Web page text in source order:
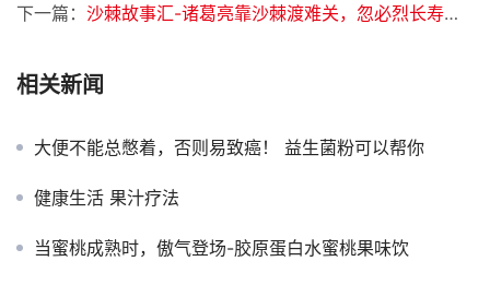
下一篇： 沙棘故事汇-诸葛亮靠沙棘渡难关，忽必烈长寿靠沙棘？这些沙棘传说你肯定没听过！
相关新闻
大便不能总憋着，否则易致癌！ 益生菌粉可以帮你
健康生活 果汁疗法
当蜜桃成熟时，傲气登场-胶原蛋白水蜜桃果味饮